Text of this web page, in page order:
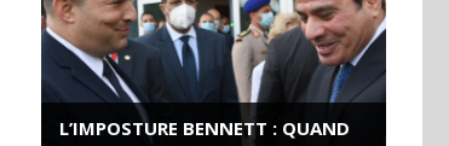
L’IMPOSTURE BENNETT : QUAND